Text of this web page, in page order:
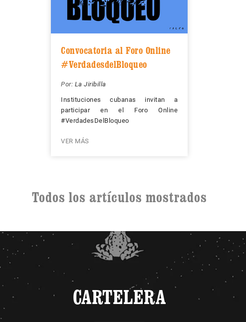
Convocatoria al Foro Online
#VerdadesdelBloqueo
Por: La Jiribilla
Instituciones cubanas invitan a
participar en el Foro Online
#VerdadesDelBloqueo
VER MÁS
Todos los artículos mostrados
CARTELERA